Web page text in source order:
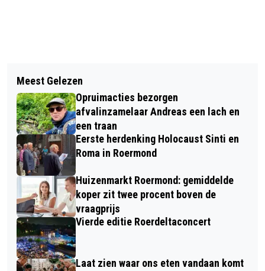
MEER GRENSPENDELAARS UIT
DUITSLAND EN BELGIË, MIDDEN-
LIMBURG TELT MEE
QUISLING, THE FINAL DAYS
Meest Gelezen
Opruimacties bezorgen
afvalinzamelaar Andreas een lach en
een traan
Eerste herdenking Holocaust Sinti en
Roma in Roermond
Huizenmarkt Roermond: gemiddelde
koper zit twee procent boven de
vraagprijs
Vierde editie Roerdeltaconcert
Laat zien waar ons eten vandaan komt